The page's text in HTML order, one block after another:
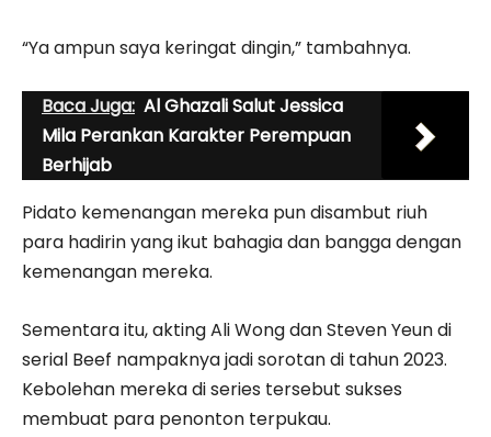
“Ya ampun saya keringat dingin,” tambahnya.
Baca Juga: Al Ghazali Salut Jessica
Mila Perankan Karakter Perempuan
Berhijab
Pidato kemenangan mereka pun disambut riuh
para hadirin yang ikut bahagia dan bangga dengan
kemenangan mereka.
Sementara itu, akting Ali Wong dan Steven Yeun di
serial Beef nampaknya jadi sorotan di tahun 2023.
Kebolehan mereka di series tersebut sukses
membuat para penonton terpukau.